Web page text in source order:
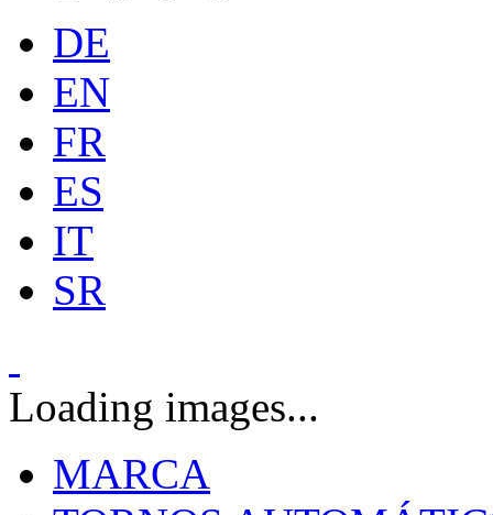
DE
EN
FR
ES
IT
SR
Loading images...
MARCA